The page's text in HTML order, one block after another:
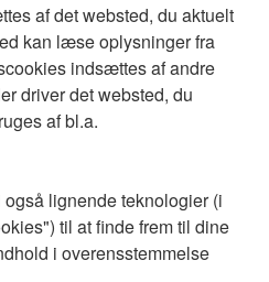
af det websted, du aktuelt
kan læse oplysninger fra
indsættes af andre
driver det websted, du
af bl.a.
lignende teknologier (i
til at finde frem til dine
i overensstemmelse